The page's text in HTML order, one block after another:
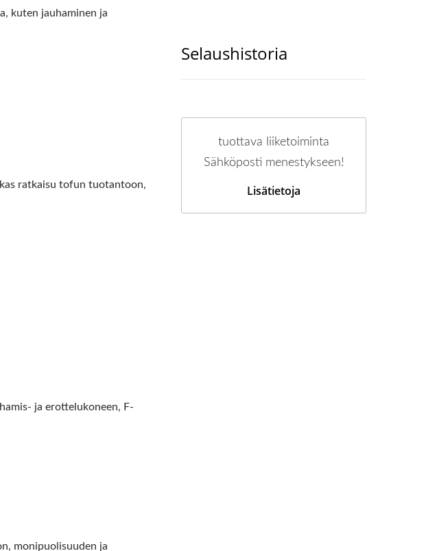
kuten jauhaminen ja
ratkaisu tofun tuotantoon,
ja erottelukoneen, F-
monipuolisuuden ja
Selaushistoria
tuottava liiketoiminta
Sähköposti menestykseen!
Lisätietoja